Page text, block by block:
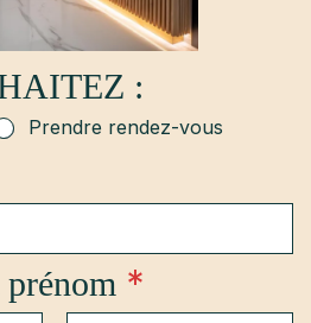
:
Prendre rendez-vous
Votre nom et prénom *